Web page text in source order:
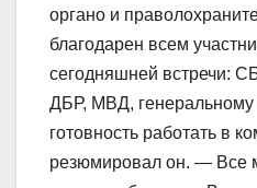
органо и
благодарен всем
сегодняшней встречи:
ДБР, МВД, генеральному
готовность работать в
резюмировал он. — Все